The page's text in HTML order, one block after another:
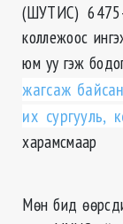
(ШУТИС)
коллежоос
юм уу гэж
жагсаж
их сургууль,
харамсмаар
Мөн бид